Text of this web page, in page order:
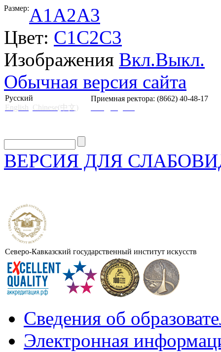
Размер:A1A2A3
Цвет: C1C2C3
Изображения Вкл.Выкл.
Обычная версия сайта
Русский
English Chinese(中文)
Приемная ректора: (8662) 40-48-17
ВЕРСИЯ ДЛЯ
Северо-Кавказский государственный институт искусств
Сведения об
Электронная